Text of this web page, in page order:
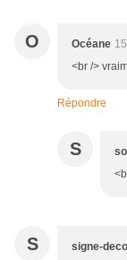
O Océane
<br />
Répondre
S
S signe-